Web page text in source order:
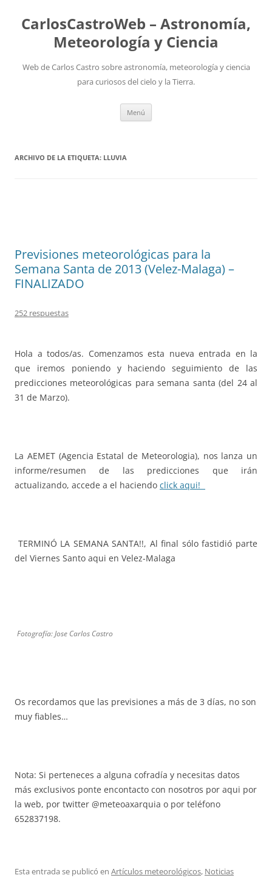
contenido
CarlosCastroWeb – Astronomía,
Meteorología y Ciencia
Web de Carlos Castro sobre astronomía, meteorología y ciencia
para curiosos del cielo y la Tierra.
Menú
ARCHIVO DE LA ETIQUETA: LLUVIA
Previsiones meteorológicas para la
Semana Santa de 2013 (Velez-Malaga) –
FINALIZADO
252 respuestas
Hola a todos/as. Comenzamos esta nueva entrada en la
que iremos poniendo y haciendo seguimiento de las
predicciones meteorológicas para semana santa (del 24 al
31 de Marzo).
La AEMET (Agencia Estatal de Meteorologia), nos lanza un
informe/resumen de las predicciones que irán
actualizando, accede a el haciendo click aqui!
TERMINÓ LA SEMANA SANTA!!, Al final sólo fastidió parte
del Viernes Santo aqui en Velez-Malaga
Fotografía: Jose Carlos Castro
Os recordamos que las previsiones a más de 3 días, no son
muy fiables…
Nota: Si perteneces a alguna cofradía y necesitas datos
más exclusivos ponte encontacto con nosotros por aqui por
la web, por twitter @meteoaxarquia o por teléfono
652837198.
Esta entrada se publicó en Artículos meteorológicos, Noticias